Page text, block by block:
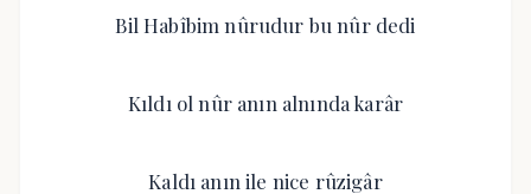
Bil Habîbim nûrudur bu nûr dedi
Kıldı ol nûr anın alnında karâr
Kaldı anın ile nice rûzigâr